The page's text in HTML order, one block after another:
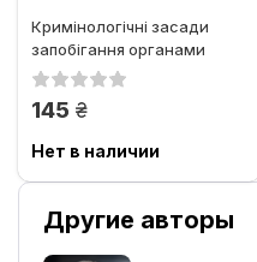
Кримінологічні засади
запобігання органами
прокуратури злочинам
145 грн.
Нет в наличии
Другие авторы